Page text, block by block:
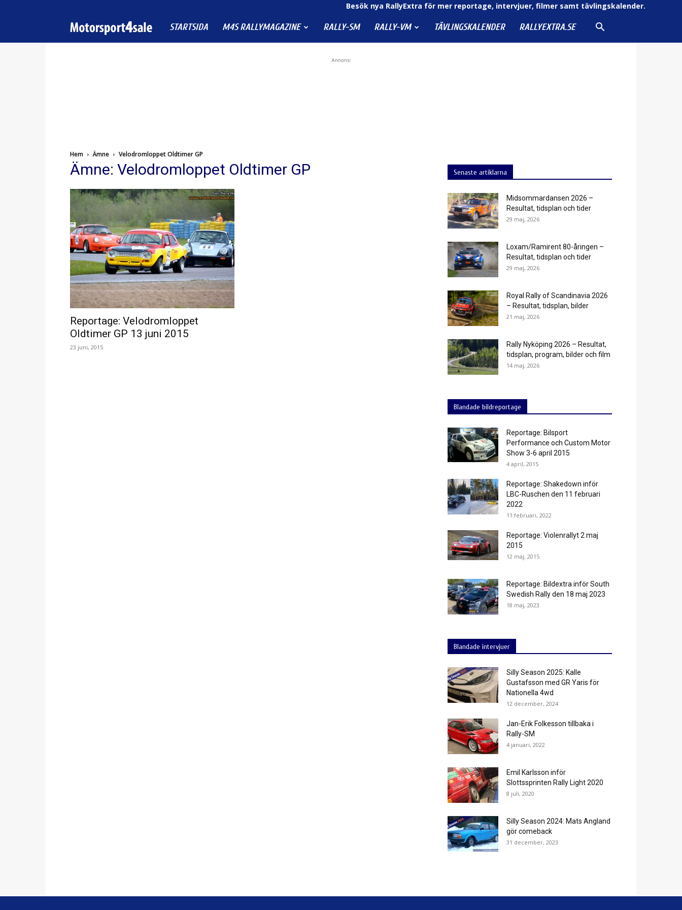
Besök nya RallyExtra för mer reportage, intervjuer, filmer samt tävlingskalender.
Motorsport4sale
STARTSIDA M4S RALLYMAGAZINE RALLY-SM RALLY-VM TÄVLINGSKALENDER RALLYEXTRA.SE
Annons:
Hem Ämne Velodromloppet Oldtimer GP
Ämne: Velodromloppet Oldtimer GP
Reportage: Velodromloppet
Oldtimer GP 13 juni 2015
23 juni, 2015
Senaste artiklarna
Midsommardansen 2026 –
Resultat, tidsplan och tider
29 maj, 2026
Loxam/Ramirent 80-åringen –
Resultat, tidsplan och tider
29 maj, 2026
Royal Rally of Scandinavia 2026
– Resultat, tidsplan, bilder
21 maj, 2026
Rally Nyköping 2026 – Resultat,
tidsplan, program, bilder och film
14 maj, 2026
Blandade bildreportage
Reportage: Bilsport
Performance och Custom Motor
Show 3-6 april 2015
4 april, 2015
Reportage: Shakedown inför
LBC-Ruschen den 11 februari
2022
11 februari, 2022
Reportage: Violenrallyt 2 maj
2015
12 maj, 2015
Reportage: Bildextra inför South
Swedish Rally den 18 maj 2023
18 maj, 2023
Blandade intervjuer
Silly Season 2025: Kalle
Gustafsson med GR Yaris för
Nationella 4wd
12 december, 2024
Jan-Erik Folkesson tillbaka i
Rally-SM
4 januari, 2022
Emil Karlsson inför
Slottssprinten Rally Light 2020
8 juli, 2020
Silly Season 2024: Mats Angland
gör comeback
31 december, 2023